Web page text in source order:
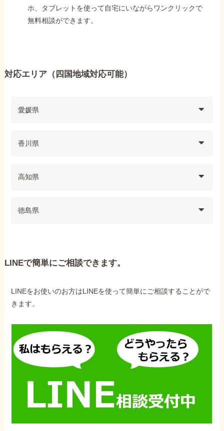
ホ、タブレットを使って自宅にいながらワンクリックで
無料相談ができます。
対応エリア（四国地域対応可能）
愛媛県
香川県
高知県
徳島県
LINEで簡単にご相談できます。
LINEをお使いのお方はLINEを使って簡単にご相談することがで
きます。